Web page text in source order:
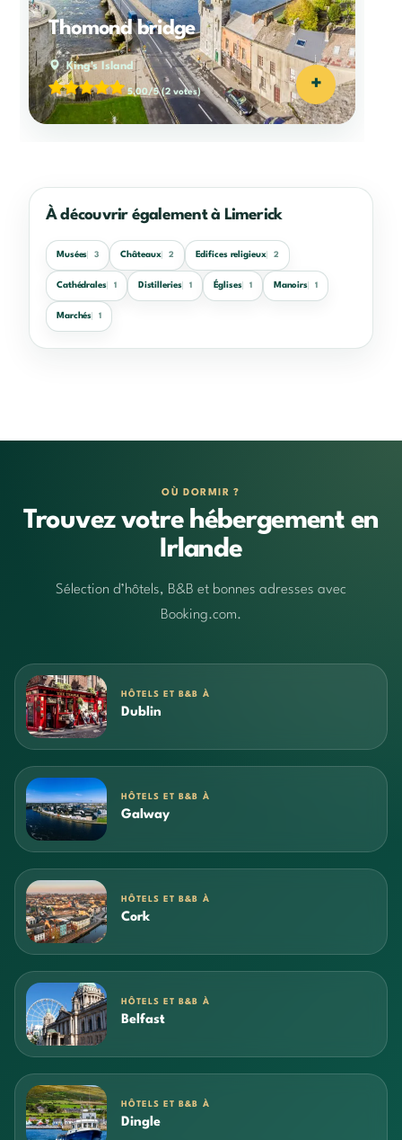
Thomond bridge
King's Island
5,00/5(2 votes) +
À découvrir également à Limerick
Musées 3 Châteaux 2 Edifices religieux 2
Cathédrales 1 Distilleries 1 Églises 1 Manoirs 1
Marchés 1
OÙ DORMIR ?
Trouvez votre hébergement en
Irlande
Sélection d’hôtels, B&B et bonnes adresses avec
Booking.com.
HÔTELS ET B&B À
Dublin
HÔTELS ET B&B À
Galway
HÔTELS ET B&B À
Cork
HÔTELS ET B&B À
Belfast
HÔTELS ET B&B À
Dingle